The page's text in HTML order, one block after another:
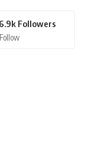
6.9k Followers
Follow